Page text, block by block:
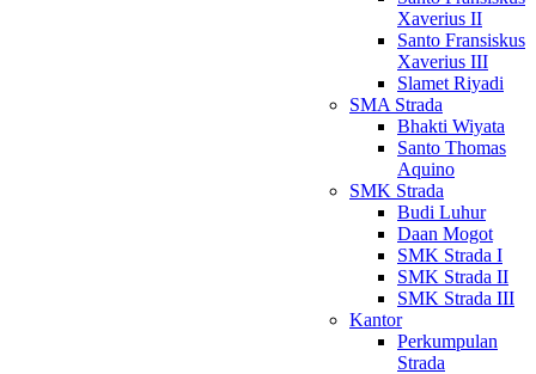
Xaverius II
Santo Fransiskus
Xaverius III
Slamet Riyadi
SMA Strada
Bhakti Wiyata
Santo Thomas
Aquino
SMK Strada
Budi Luhur
Daan Mogot
SMK Strada I
SMK Strada II
SMK Strada III
Kantor
Perkumpulan
Strada